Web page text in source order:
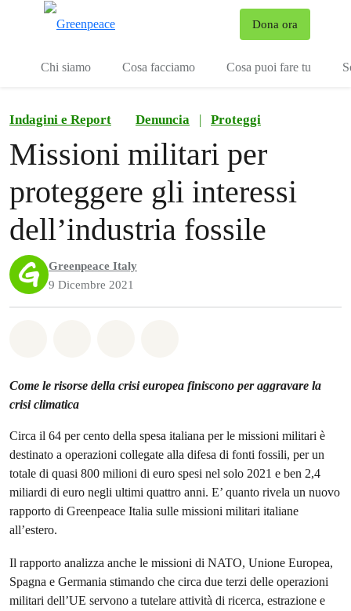
Dona ora
Chi siamo Cosa facciamo Cosa puoi fare tu
Indagini e Report Denuncia | Proteggi
Missioni militari per
proteggere gli interessi
dell’industria fossile
Greenpeace Italy
9 Dicembre 2021
Come le risorse della crisi europea finiscono per aggravare la
crisi climatica
Circa il 64 per cento della spesa italiana per le missioni militari è
destinato a operazioni collegate alla difesa di fonti fossili, per un
totale di quasi 800 milioni di euro spesi nel solo 2021 e ben 2,4
miliardi di euro negli ultimi quattro anni. E’ quanto rivela un nuovo
rapporto di Greenpeace Italia sulle missioni militari italiane
all’estero.
Il rapporto analizza anche le missioni di NATO, Unione Europea,
Spagna e Germania stimando che circa due terzi delle operazioni
militari dell’UE servono a tutelare attività di ricerca, estrazione e